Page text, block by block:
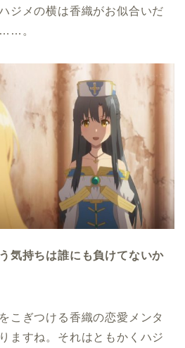
ジメの横は香織がお似合いだ
……。
気持ちは誰にも負けてないか
こぎつける香織の恋愛メンタ
ますね。それはともかくハジ